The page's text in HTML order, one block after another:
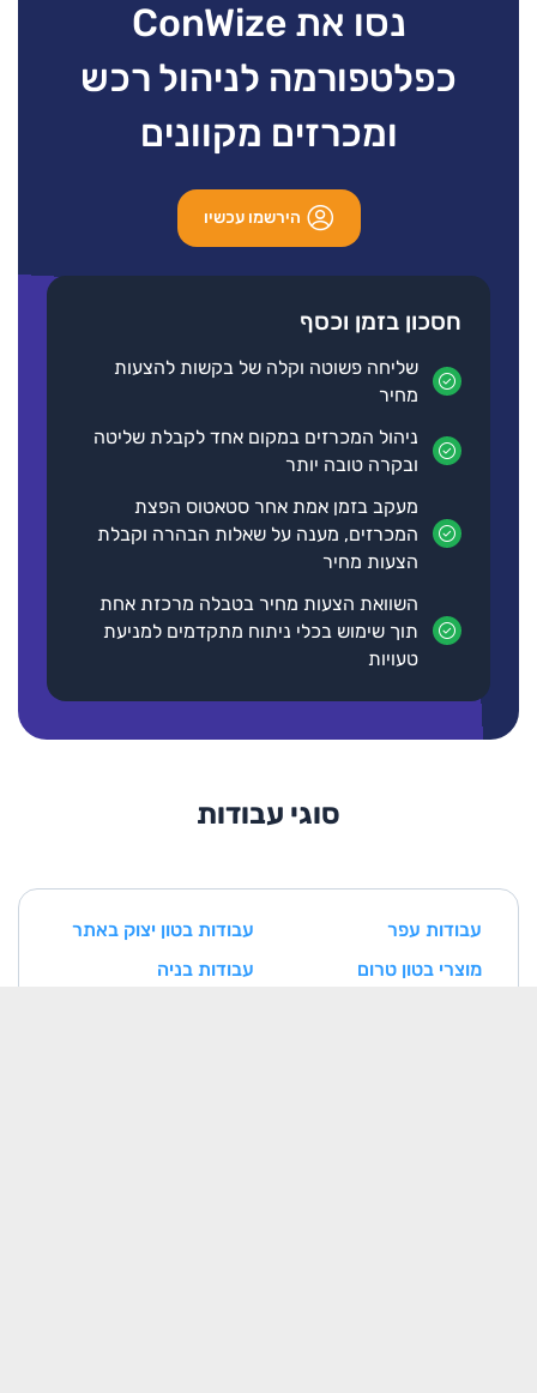
לאונרד עבודות גמר בע"מ
פרטים נוספים בקשה להצעת מחיר
1
2
3
נסו את ConWize
כפלטפורמה לניהול רכש
ומכרזים מקוונים
הירשמו עכשיו
חסכון בזמן וכסף
שליחה פשוטה וקלה של בקשות להצעות
מחיר
ניהול המכרזים במקום אחד לקבלת שליטה
ובקרה טובה יותר
מעקב בזמן אמת אחר סטאטוס הפצת
המכרזים, מענה על שאלות הבהרה וקבלת
הצעות מחיר
השוואת הצעות מחיר בטבלה מרכזת אחת
תוך שימוש בכלי ניתוח מתקדמים למניעת
טעויות
סוגי עבודות
עבודות עפר
עבודות בטון יצוק באתר
מוצרי בטון טרום
עבודות בניה